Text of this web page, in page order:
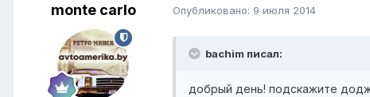
monte carlo Опубликовано: 9 июля 2014
bachim писал:
добрый день! подскажите додж